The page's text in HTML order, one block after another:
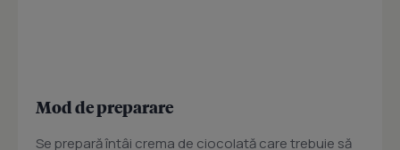
Mod de preparare
Se prepară întâi crema de ciocolată care trebuie să